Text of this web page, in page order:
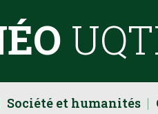
Société et humanités